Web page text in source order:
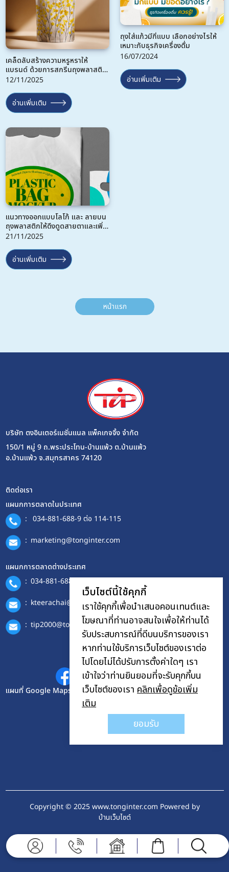
เคล็ดลับสร้างความหรูหราให้
แบรนด์ ด้วยการสกรีนถุงพลาสติก
แบบมีเอกลักษณ์
12/11/2025
อ่านเพิ่มเติม
ถุงใส่แก้วมีกี่แบบ เลือกอย่างไรให้
เหมาะกับธุรกิจเครื่องดื่ม
16/07/2024
อ่านเพิ่มเติม
แนวทางออกแบบโลโก้ และ ลายบน
ถุงพลาสติกให้ดึงดูดสายตาและเพิ่ม
มูลค่าแบรนด์
21/11/2025
อ่านเพิ่มเติม
หน้าแรก
บริษัท ตงอินเตอร์เนชั่นแนล แพ็คเกจจิ้ง จำกัด
150/1 หมู่ 9 ถ.พระประโทน-บ้านแพ้ว ต.บ้านแพ้ว
อ.บ้านแพ้ว จ.สมุทรสาคร 74120
ติดต่อเรา
แผนกการตลาดในประเทศ
: 034-881-688-9 ต่อ 114-115
: marketing@tonginter.com
แผนกการตลาดต่างประเทศ
: 034-881-688-9 ต่อ 401
: kteerachai@hotmail.com
: tip2000@tonginter.com
ติดต่อเรา
แผนที่ Google Maps
Copyright © 2025 www.tonginter.com Powered by
บ้านเว็บไซต์
เว็บไซต์นี้ใช้คุกกี้
เราใช้คุกกี้เพื่อนำเสนอคอนเทนต์และ
โฆษณาที่ท่านอาจสนใจเพื่อให้ท่านได้
รับประสบการณ์ที่ดีบนบริการของเรา
หากท่านใช้บริการเว็บไซต์ของเราต่อ
ไปโดยไม่ได้ปรับการตั้งค่าใดๆ เรา
เข้าใจว่าท่านยินยอมที่จะรับคุกกี้บน
เว็บไซต์ของเราคลิกเพื่อดูข้อเพิ่ม
เติม
ยอมรับ